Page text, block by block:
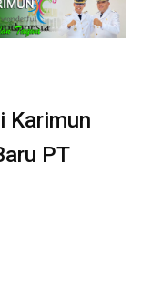
Karimun
PT